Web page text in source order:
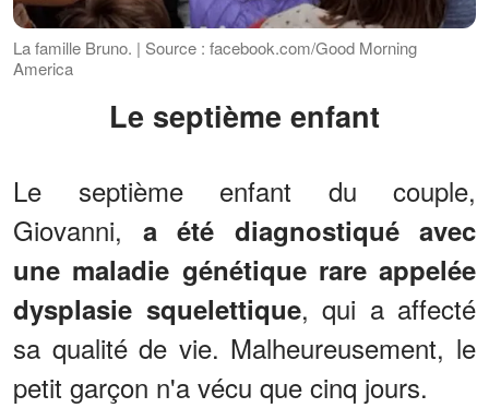
La famille Bruno. | Source : facebook.com/Good Morning
America
Le septième enfant
Le septième enfant du couple,
Giovanni, a été diagnostiqué avec
une maladie génétique rare appelée
dysplasie squelettique, qui a affecté
sa qualité de vie. Malheureusement, le
petit garçon n'a vécu que cinq jours.